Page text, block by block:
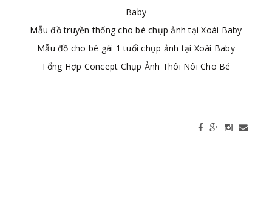
Baby
Mẫu đồ truyền thống cho bé chụp ảnh tại Xoài Baby
Mẫu đồ cho bé gái 1 tuổi chụp ảnh tại Xoài Baby
Tổng Hợp Concept Chụp Ảnh Thôi Nôi Cho Bé